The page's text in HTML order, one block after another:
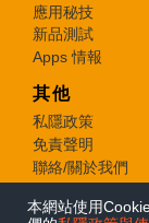
本網站使用
應用秘技
新品測試
Apps 情報
其他
私隱政策
免責聲明
聯絡/關於我們
© 2026 e-